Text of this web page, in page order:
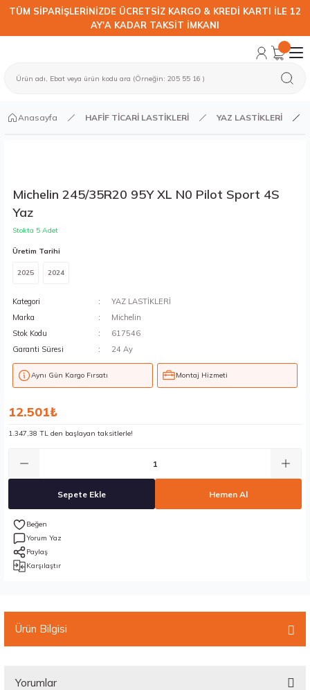
TÜM SİPARİŞLERİNİZDE ÜCRETSİZ KARGO & KREDİ KARTI İLE 12
AY'A KADAR TAKSİT İMKANI
Anasayfa HAFİF TİCARİ LASTİKLERİ YAZ LASTİKLERİ
Michelin 245/35R20 95Y XL N0 Pilot Sport 4S
Yaz
Stokta 5 Adet
Üretim Tarihi
2025 2024
Kategori
YAZ LASTİKLERİ
Marka
Michelin
Stok Kodu
617546
Garanti Süresi
24 Ay
Aynı Gün Kargo Fırsatı Montaj Hizmeti
12.501₺
1.347,38 TL den başlayan taksitlerle!
Sepete Ekle Hemen Al
Yorum Yaz
Paylaş
Karşılaştır
Ürün Bilgisi
Yorumlar